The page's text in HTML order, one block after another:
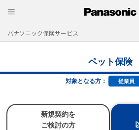
パナソニック保険サービス
ペット保険
対象となる方： 従業員
新規契約を
ご検討の方